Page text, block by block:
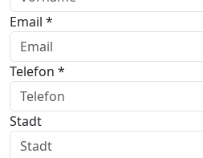
Email *
Telefon *
Stadt